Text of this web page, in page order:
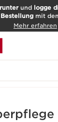
und logge
mit
Mehr erfahren